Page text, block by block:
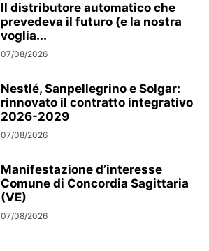
Il distributore automatico che
prevedeva il futuro (e la nostra
voglia...
07/08/2026
Nestlé, Sanpellegrino e Solgar:
rinnovato il contratto integrativo
2026-2029
07/08/2026
Manifestazione d’interesse
Comune di Concordia Sagittaria
(VE)
07/08/2026